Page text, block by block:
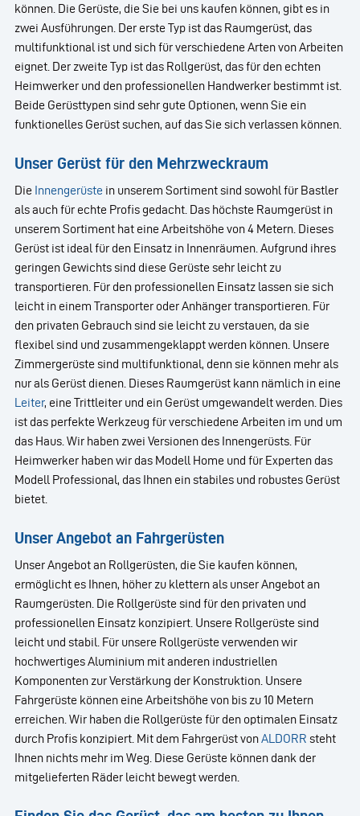
können. Die Gerüste, die Sie bei uns kaufen können, gibt es in
zwei Ausführungen. Der erste Typ ist das Raumgerüst, das
multifunktional ist und sich für verschiedene Arten von Arbeiten
eignet. Der zweite Typ ist das Rollgerüst, das für den echten
Heimwerker und den professionellen Handwerker bestimmt ist.
Beide Gerüsttypen sind sehr gute Optionen, wenn Sie ein
funktionelles Gerüst suchen, auf das Sie sich verlassen können.
Unser Gerüst für den Mehrzweckraum
Die Innengerüste in unserem Sortiment sind sowohl für Bastler
als auch für echte Profis gedacht. Das höchste Raumgerüst in
unserem Sortiment hat eine Arbeitshöhe von 4 Metern. Dieses
Gerüst ist ideal für den Einsatz in Innenräumen. Aufgrund ihres
geringen Gewichts sind diese Gerüste sehr leicht zu
transportieren. Für den professionellen Einsatz lassen sie sich
leicht in einem Transporter oder Anhänger transportieren. Für
den privaten Gebrauch sind sie leicht zu verstauen, da sie
flexibel sind und zusammengeklappt werden können. Unsere
Zimmergerüste sind multifunktional, denn sie können mehr als
nur als Gerüst dienen. Dieses Raumgerüst kann nämlich in eine
Leiter, eine Trittleiter und ein Gerüst umgewandelt werden. Dies
ist das perfekte Werkzeug für verschiedene Arbeiten im und um
das Haus. Wir haben zwei Versionen des Innengerüsts. Für
Heimwerker haben wir das Modell Home und für Experten das
Modell Professional, das Ihnen ein stabiles und robustes Gerüst
bietet.
Unser Angebot an Fahrgerüsten
Unser Angebot an Rollgerüsten, die Sie kaufen können,
ermöglicht es Ihnen, höher zu klettern als unser Angebot an
Raumgerüsten. Die Rollgerüste sind für den privaten und
professionellen Einsatz konzipiert. Unsere Rollgerüste sind
leicht und stabil. Für unsere Rollgerüste verwenden wir
hochwertiges Aluminium mit anderen industriellen
Komponenten zur Verstärkung der Konstruktion. Unsere
Fahrgerüste können eine Arbeitshöhe von bis zu 10 Metern
erreichen. Wir haben die Rollgerüste für den optimalen Einsatz
durch Profis konzipiert. Mit dem Fahrgerüst vonALDORR steht
Ihnen nichts mehr im Weg. Diese Gerüste können dank der
mitgelieferten Räder leicht bewegt werden.